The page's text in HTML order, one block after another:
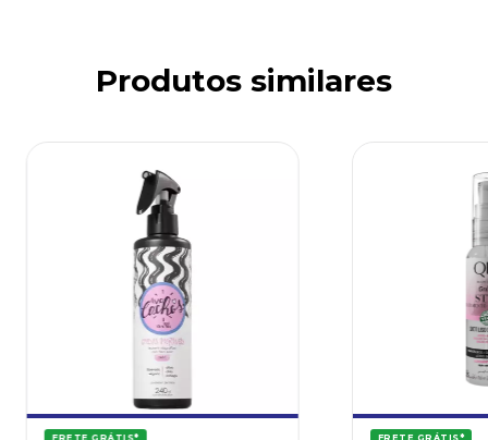
Produtos similares
FRETE GRÁTIS* FRETE GRÁTIS*